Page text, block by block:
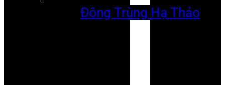
Đông Trùng Hạ Thảo